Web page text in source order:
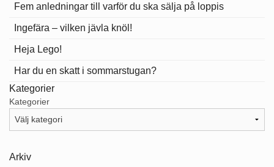
Fem anledningar till varför du ska sälja på loppis
Ingefära – vilken jävla knöl!
Heja Lego!
Har du en skatt i sommarstugan?
Kategorier
Kategorier
Arkiv